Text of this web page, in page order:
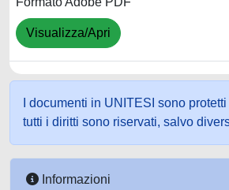
Visualizza/Apri
I documenti in UNITESI sono
tutti i diritti sono riservati, salvo
Informazioni